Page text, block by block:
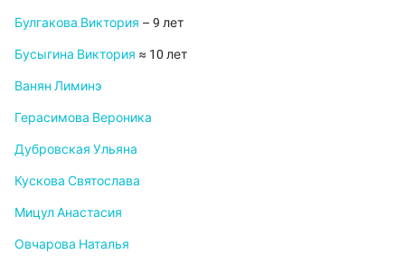
Булгакова Виктория – 9 лет
Бусыгина Виктория ≈ 10 лет
Ванян Лиминэ
Герасимова Вероника
Дубровская Ульяна
Кускова Святослава
Мицул Анастасия
Овчарова Наталья